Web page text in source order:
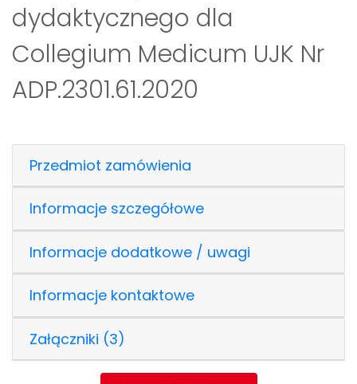
dydaktycznego dla
Collegium Medicum UJK Nr
ADP.2301.61.2020
Przedmiot zamówienia
Informacje szczegółowe
Informacje dodatkowe / uwagi
Informacje kontaktowe
Załączniki (3)